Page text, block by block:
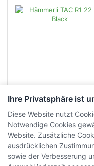
Hämmerli TAC R1 22
Black
CHF 700.00
Ihre Privatsphäre ist
Diese Website nutzt
Notwendige Cookies
Website. Zusätzliche
ausdrücklichen
sowie der Verbesserung